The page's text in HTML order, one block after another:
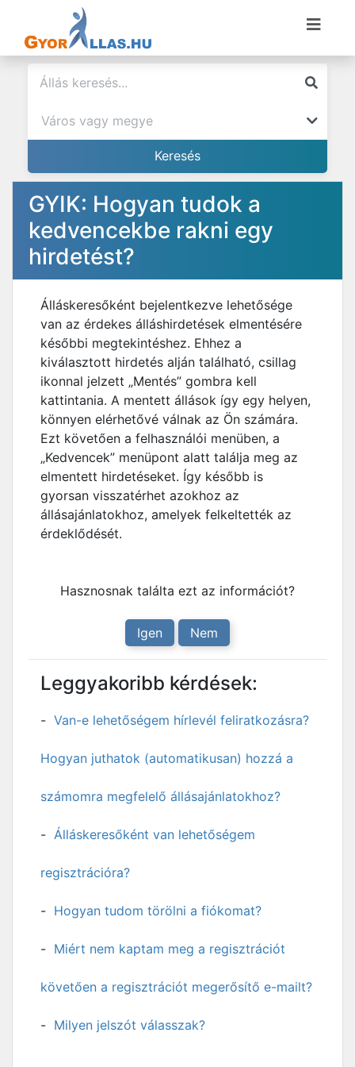
GYIK: Hogyan tudok a
kedvencekbe rakni egy
hirdetést?
Álláskeresőként bejelentkezve lehetősége
van az érdekes álláshirdetések elmentésére
későbbi megtekintéshez. Ehhez a
kiválasztott hirdetés alján található, csillag
ikonnal jelzett „Mentés” gombra kell
kattintania. A mentett állások így egy helyen,
könnyen elérhetővé válnak az Ön számára.
Ezt követően a felhasználói menüben, a
„Kedvencek” menüpont alatt találja meg az
elmentett hirdetéseket. Így később is
gyorsan visszatérhet azokhoz az
állásajánlatokhoz, amelyek felkeltették az
érdeklődését.
Hasznosnak találta ezt az információt?
Igen Nem
Leggyakoribb kérdések:
Van-e lehetőségem hírlevél feliratkozásra?
Hogyan juthatok (automatikusan) hozzá a
számomra megfelelő állásajánlatokhoz?
Álláskeresőként van lehetőségem
regisztrációra?
Hogyan tudom törölni a fiókomat?
Miért nem kaptam meg a regisztrációt
követően a regisztrációt megerősítő e-mailt?
Milyen jelszót válasszak?